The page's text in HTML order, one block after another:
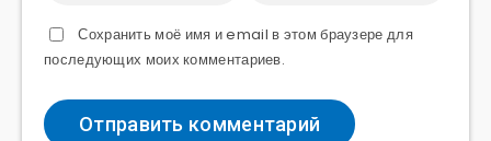
Сохранить моё имя и email в этом браузере для
последующих моих комментариев.